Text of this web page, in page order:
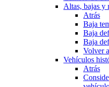
Altas, bajas y
Atrás
Baja
Baja
Baja
Volver
Vehículos
Atrás